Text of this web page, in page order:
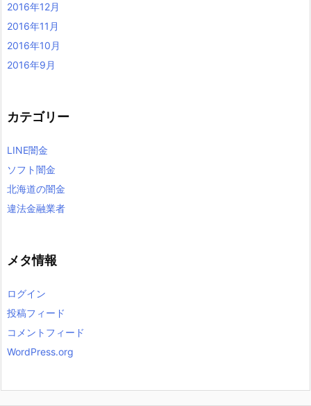
2016年12月
2016年11月
2016年10月
2016年9月
カテゴリー
LINE闇金
ソフト闇金
北海道の闇金
違法金融業者
メタ情報
ログイン
投稿フィード
コメントフィード
WordPress.org